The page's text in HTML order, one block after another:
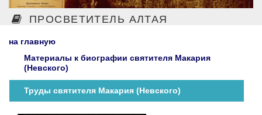
ПРОСВЕТИТЕЛЬ АЛТАЯ
на главную
Материалы к биографии святителя Макария
(Невского)
Труды святителя Макария (Невского)